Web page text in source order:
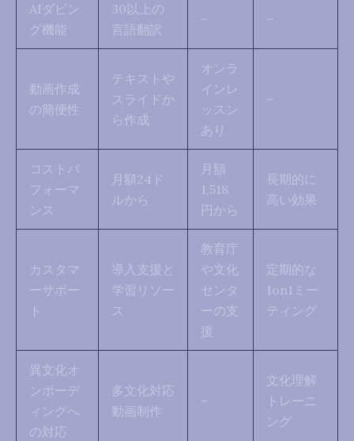
AIダビン
グ機能
30以上の
言語翻訳
– –
動画作成
の簡便性
テキストや
スライドか
ら作成
オンラ
インレ
ッスン
あり
–
コストパ
フォーマ
ンス
月額24ド
ルから
月額
1,518
円から
長期的に
高い効果
カスタマ
ーサポー
ト
導入支援と
学習リソー
ス
教育庁
や文化
センタ
ーの支
援
定期的な
1on1ミー
ティング
異文化オ
ンボーデ
ィングへ
の対応
多文化対応
動画制作
–
文化理解
トレーニ
ング